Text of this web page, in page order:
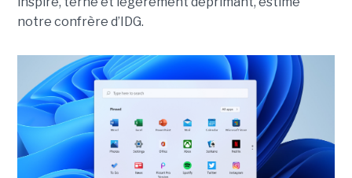
notre confrère d’IDG.